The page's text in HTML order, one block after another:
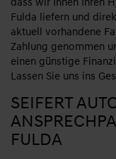
Fulda liefern und
aktuell vorhandene
Zahlung genommen
einen günstige
Lassen Sie uns ins
SEIFERT
FULDA